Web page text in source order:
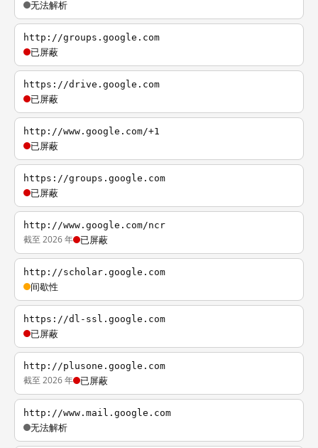
无法解析
http://groups.google.com
已屏蔽
https://drive.google.com
已屏蔽
http://www.google.com/+1
已屏蔽
https://groups.google.com
已屏蔽
http://www.google.com/ncr
截至 2026 年 已屏蔽
http://scholar.google.com
间歇性
https://dl-ssl.google.com
已屏蔽
http://plusone.google.com
截至 2026 年 已屏蔽
http://www.mail.google.com
无法解析